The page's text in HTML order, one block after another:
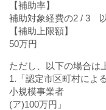
【補助率】
補助対象経費の2 / 3
【補助上限額】
50万円
ただし、以下の場合は
1.「認定市区町村によ
小規模事業者
(ア)100万円」